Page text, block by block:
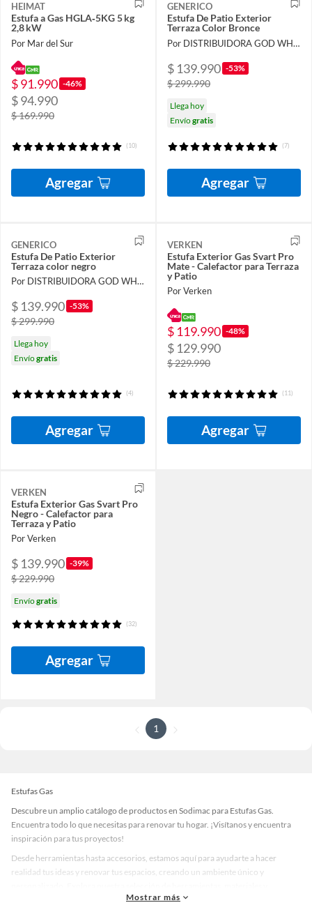
HEIMAT
Estufa a Gas HGLA‑5KG 5 kg
2,8 kW
Por Mar del Sur
$ 91.990 -46%
$ 94.990
$ 169.990
(10)
Agregar
GENERICO
Estufa De Patio Exterior
Terraza Color Bronce
Por DISTRIBUIDORA GOD WHIT US
$ 139.990 -53%
$ 299.990
Llega hoy
Envíogratis
(7)
Agregar
GENERICO
Estufa De Patio Exterior
Terraza color negro
Por DISTRIBUIDORA GOD WHIT US
$ 139.990 -53%
$ 299.990
Llega hoy
Envíogratis
(4)
Agregar
VERKEN
Estufa Exterior Gas Svart Pro
Mate - Calefactor para Terraza
y Patio
Por Verken
$ 119.990 -48%
$ 129.990
$ 229.990
(11)
Agregar
VERKEN
Estufa Exterior Gas Svart Pro
Negro - Calefactor para
Terraza y Patio
Por Verken
$ 139.990 -39%
$ 229.990
Envíogratis
(32)
Agregar
1
Estufas Gas
Descubre un amplio catálogo de productos en Sodimac para Estufas Gas.
Encuentra todo lo que necesitas para renovar tu hogar. ¡Visítanos y encuentra
inspiración para tus proyectos!
Desde herramientas hasta accesorios, estamos aquí para ayudarte a hacer
realidad tus ideas y renovar tus espacios, creando un ambiente único y
accesorios de calidad que te ayudarán a crear un espacio más tú.
Mostrar más